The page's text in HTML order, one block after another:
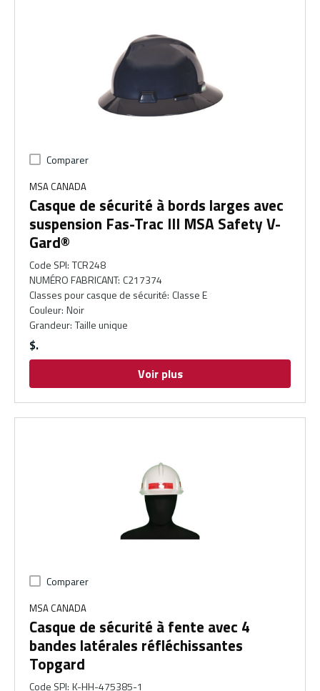
Comparer
MSA CANADA
Casque de sécurité à bords larges avec
suspension Fas-Trac III MSA Safety V-
Gard®
Code SPI: TCR248
NUMÉRO FABRICANT: C217374
Classes pour casque de sécurité: Classe E
Couleur: Noir
Grandeur: Taille unique
$
Voir plus
Comparer
MSA CANADA
Casque de sécurité à fente avec 4
bandes latérales réfléchissantes
Topgard
Code SPI: K-HH-475385-1